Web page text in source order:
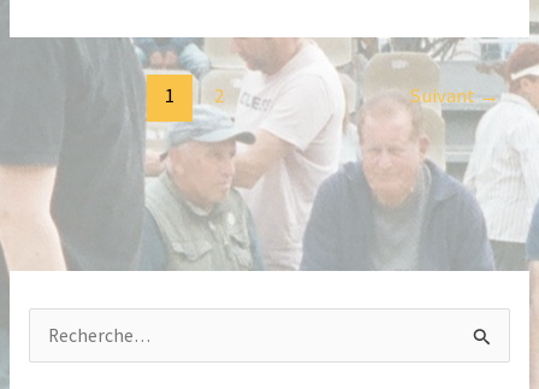
1 2 Suivant →